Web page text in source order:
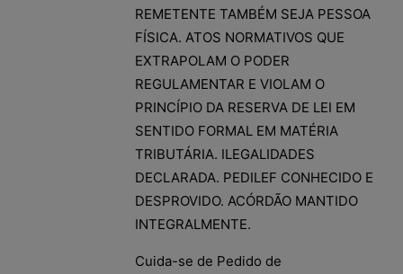
REMETENTE TAMBÉM SEJA PESSOA
FÍSICA. ATOS NORMATIVOS QUE
EXTRAPOLAM O PODER
REGULAMENTAR E VIOLAM O
PRINCÍPIO DA RESERVA DE LEI EM
SENTIDO FORMAL EM MATÉRIA
TRIBUTÁRIA. ILEGALIDADES
DECLARADA. PEDILEF CONHECIDO E
DESPROVIDO. ACÓRDÃO MANTIDO
INTEGRALMENTE.
Cuida-se de Pedido de